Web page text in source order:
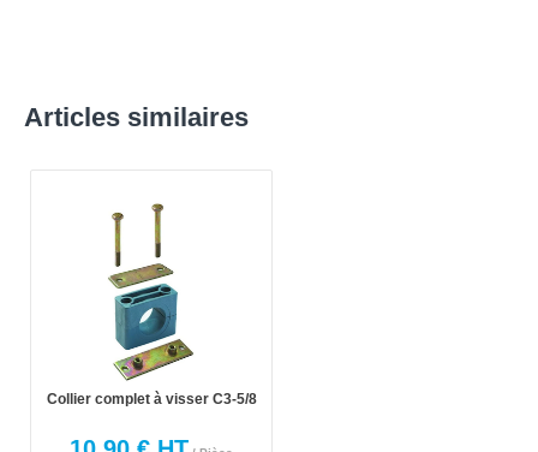
Articles similaires
Collier complet à visser C3-5/8